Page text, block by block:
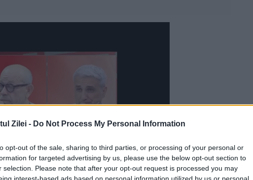
Zilei - Do Not Process My Personal Information
opt-out of the sale, sharing to third parties, or processing of your personal or
for targeted advertising by us, please use the below opt-out section to
selection. Please note that after your opt-out request is processed you may
interest-based ads based on personal information utilized by us or personal